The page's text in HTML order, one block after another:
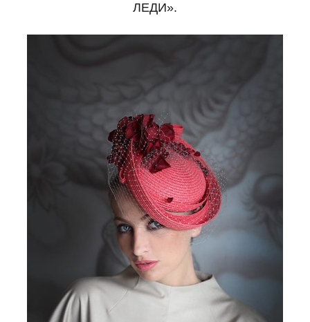
ЛЕДИ».